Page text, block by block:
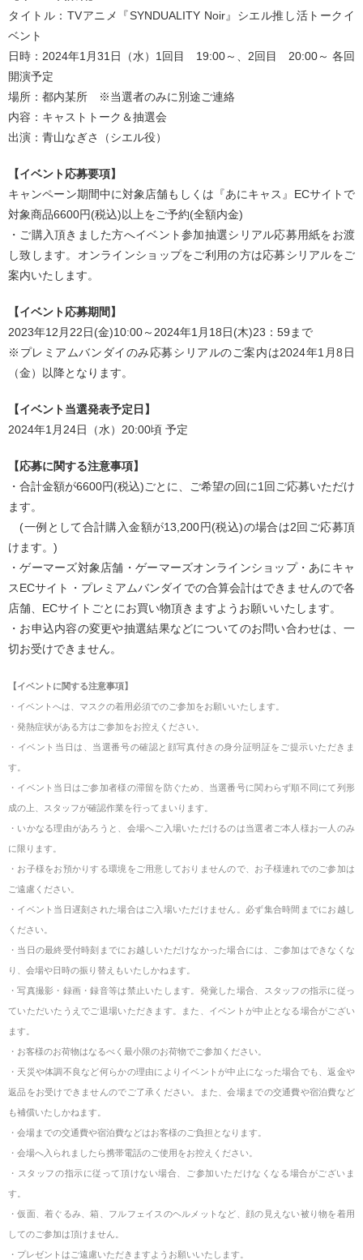
タイトル：TVアニメ『SYNDUALITY Noir』シエル推し活トークイ
ベント
日時：2024年1月31日（水）1回目 19:00～、2回目 20:00～ 各回
開演予定
場所：都内某所 ※当選者のみに別途ご連絡
内容：キャストトーク＆抽選会
出演：青山なぎさ（シエル役）
【イベント応募要項】
キャンペーン期間中に対象店舗もしくは『あにキャス』ECサイトで
対象商品6600円(税込)以上をご予約(全額内金)
・ご購入頂きました方へイベント参加抽選シリアル応募用紙をお渡
し致します。オンラインショップをご利用の方は応募シリアルをご
案内いたします。
【イベント応募期間】
2023年12月22日(金)10:00～2024年1月18日(木)23：59まで
※プレミアムバンダイのみ応募シリアルのご案内は2024年1月8日
（金）以降となります。
【イベント当選発表予定日】
2024年1月24日（水）20:00頃 予定
【応募に関する注意事項】
・合計金額が6600円(税込)ごとに、ご希望の回に1回ご応募いただけ
ます。
(一例として合計購入金額が13,200円(税込)の場合は2回ご応募頂
けます。)
・ゲーマーズ対象店舗・ゲーマーズオンラインショップ・あにキャ
スECサイト・プレミアムバンダイでの合算会計はできませんので各
店舗、ECサイトごとにお買い物頂きますようお願いいたします。
・お申込内容の変更や抽選結果などについてのお問い合わせは、一
切お受けできません。
【イベントに関する注意事項】
・イベントへは、マスクの着用必須でのご参加をお願いいたします。
・発熱症状がある方はご参加をお控えください。
・イベント当日は、当選番号の確認と顔写真付きの身分証明証をご提示いただきま
す。
・イベント当日はご参加者様の滞留を防ぐため、当選番号に関わらず順不同にて列形
成の上、スタッフが確認作業を行ってまいります。
・いかなる理由があろうと、会場へご入場いただけるのは当選者ご本人様お一人のみ
に限ります。
・お子様をお預かりする環境をご用意しておりませんので、お子様連れでのご参加は
ご遠慮ください。
・イベント当日遅刻された場合はご入場いただけません。必ず集合時間までにお越し
ください。
・当日の最終受付時刻までにお越しいただけなかった場合には、ご参加はできなくな
り、会場や日時の振り替えもいたしかねます。
・写真撮影・録画・録音等は禁止いたします。発覚した場合、スタッフの指示に従っ
ていただいたうえでご退場いただきます。また、イベントが中止となる場合がござい
ます。
・お客様のお荷物はなるべく最小限のお荷物でご参加ください。
・天災や体調不良など何らかの理由によりイベントが中止になった場合でも、返金や
返品をお受けできませんのでご了承ください。また、会場までの交通費や宿泊費など
も補償いたしかねます。
・会場までの交通費や宿泊費などはお客様のご負担となります。
・会場へ入られましたら携帯電話のご使用をお控えください。
・スタッフの指示に従って頂けない場合、ご参加いただけなくなる場合がございま
す。
・仮面、着ぐるみ、箱、フルフェイスのヘルメットなど、顔の見えない被り物を着用
してのご参加は頂けません。
・プレゼントはご遠慮いただきますようお願いいたします。